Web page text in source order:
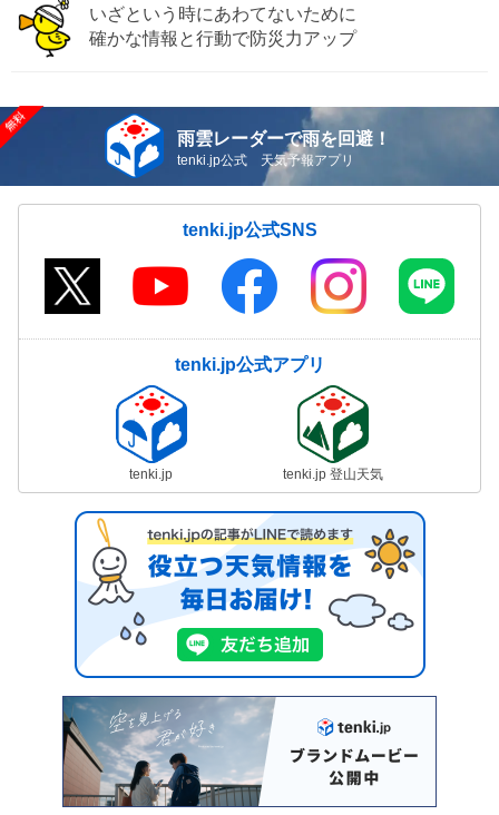
いざという時にあわてないために
確かな情報と行動で防災力アップ
雨雲レーダーで雨を回避！
tenki.jp公式 天気予報アプリ
tenki.jp公式SNS
tenki.jp公式アプリ
tenki.jp tenki.jp 登山天気